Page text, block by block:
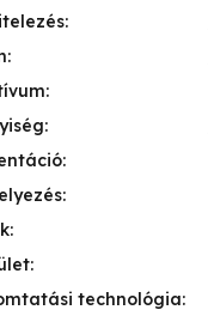
:
:
:
:
:
:
:
:
technológia: